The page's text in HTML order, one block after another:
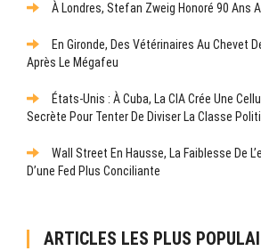
À Londres, Stefan Zweig Honoré 90 Ans
En Gironde, Des Vétérinaires Au Chevet
Après Le Mégafeu
États-Unis : À Cuba, La CIA Crée Une
Secrète Pour Tenter De Diviser La Classe
Wall Street En Hausse, La Faiblesse De
D’une Fed Plus Conciliante
ARTICLES LES PLUS